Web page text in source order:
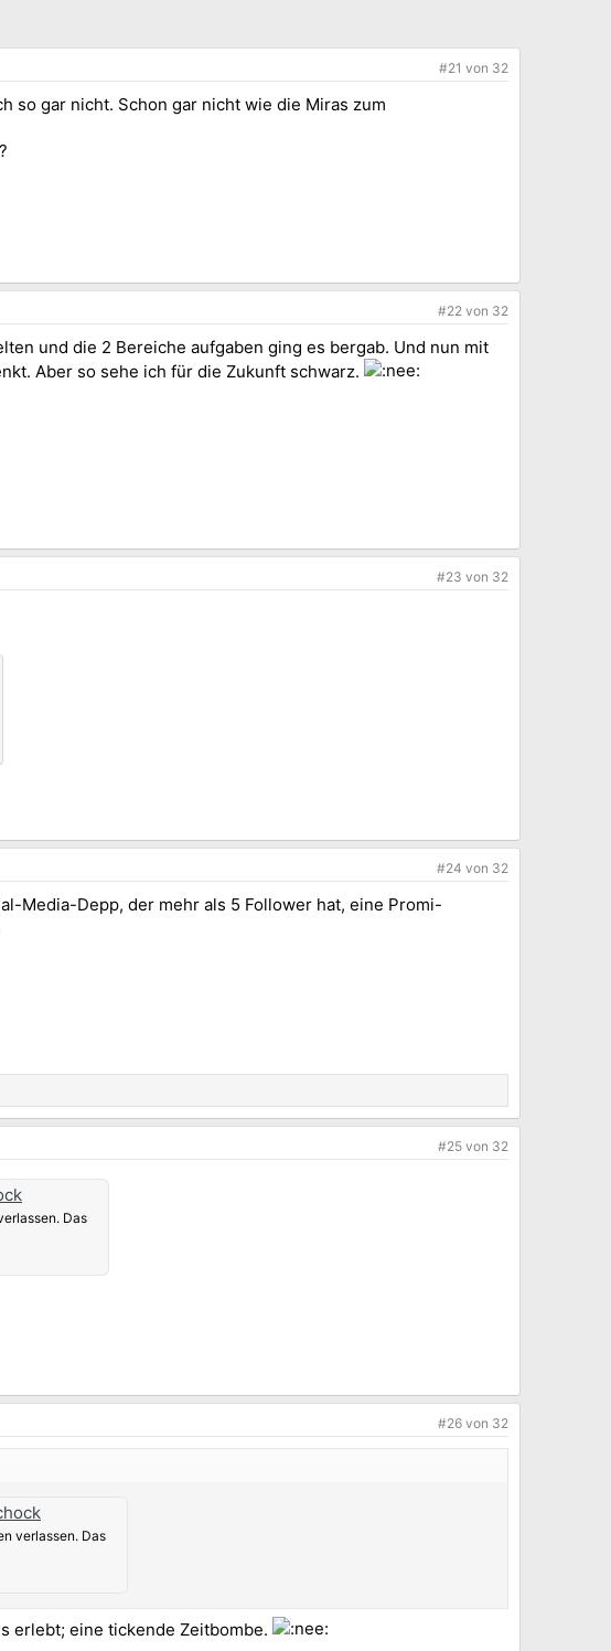
#21 von 32
so gar nicht. Schon gar nicht wie die Miras zum
#22 von 32
und die 2 Bereiche aufgaben ging es bergab. Und nun mit
Aber so sehe ich für die Zukunft schwarz.
#23 von 32
#24 von 32
Media-Depp, der mehr als 5 Follower hat, eine Promi-
#25 von 32
Das
#26 von 32
verlassen. Das
erlebt; eine tickende Zeitbombe.